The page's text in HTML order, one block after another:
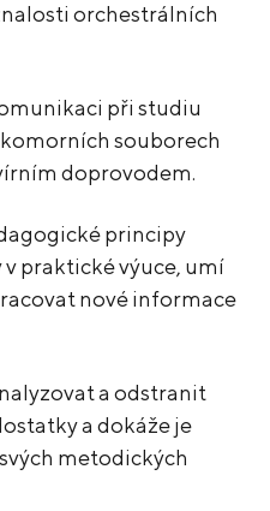
orchestrálních
při studiu
souborech
doprovodem.
principy
praktické výuce, umí
nové informace
a odstranit
a dokáže je
metodických